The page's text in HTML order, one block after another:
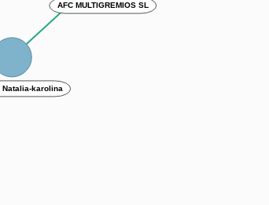
AFC MULTIGREMIOS SL
karolina